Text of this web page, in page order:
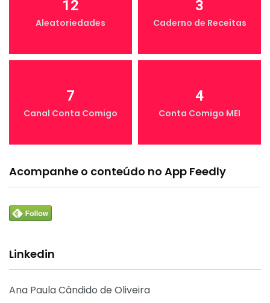
12
Aleatoriedades
3
Caderno de Receitas
7
Canal Conta Comigo
4
Conta Comigo MEI
Acompanhe o conteúdo no App Feedly
Linkedin
Ana Paula Cândido de Oliveira